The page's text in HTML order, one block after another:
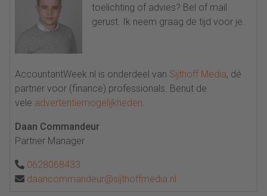
toelichting of advies? Bel of mail
gerust. Ik neem graag de tijd voor je.
AccountantWeek.nl is onderdeel van Sijthoff Media, dé
partner voor (finance) professionals. Benut de
vele advertentiemogelijkheden.
Daan Commandeur
Partner Manager
0628068433
daancommandeur@sijthoffmedia.nl